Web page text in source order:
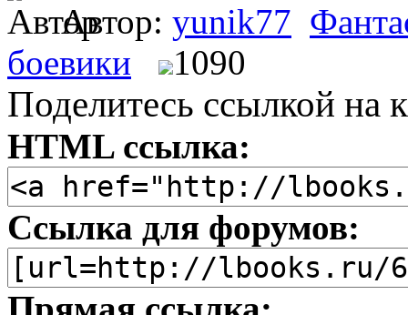
Автор: yunik77
боевики
1090
Поделитесь ссылкой на
HTML ссылка:
Ссылка для форумов: